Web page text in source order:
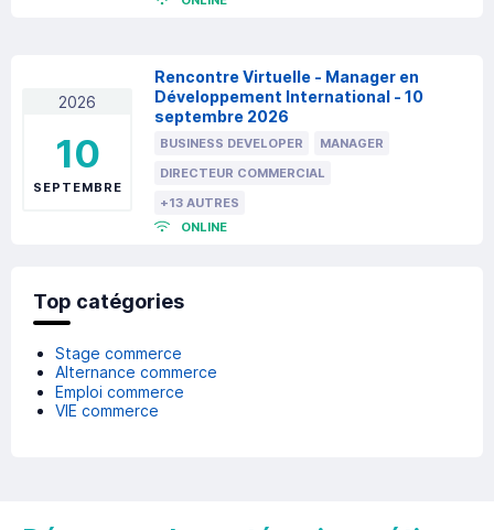
2026
10
SEPTEMBRE
Rencontre Virtuelle - Manager en
Développement International - 10
septembre 2026
BUSINESS DEVELOPER
MANAGER
DIRECTEUR COMMERCIAL
+13 AUTRES
ONLINE
Top catégories
Stage commerce
Alternance commerce
Emploi commerce
VIE commerce